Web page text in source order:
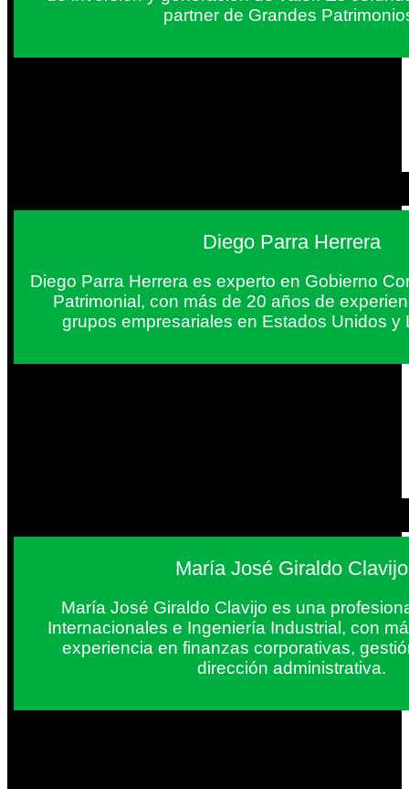
partner de Grandes
Diego Parra Herrera
Diego Parra Herrera es experto en Gobierno
Patrimonial, con más de 20 años de
grupos empresariales en Estados Unidos y
María José Giraldo Clavijo
María José Giraldo Clavijo es una
Internacionales e Ingeniería Industrial, con
experiencia en finanzas corporativas,
dirección administrativa.